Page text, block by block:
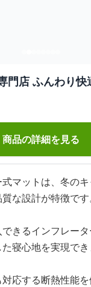
門店 ふんわり快
商品の詳細を見る
マットは、冬の
な設計が特徴です
きるインフレー
寝心地を実現でき
応する断熱性能